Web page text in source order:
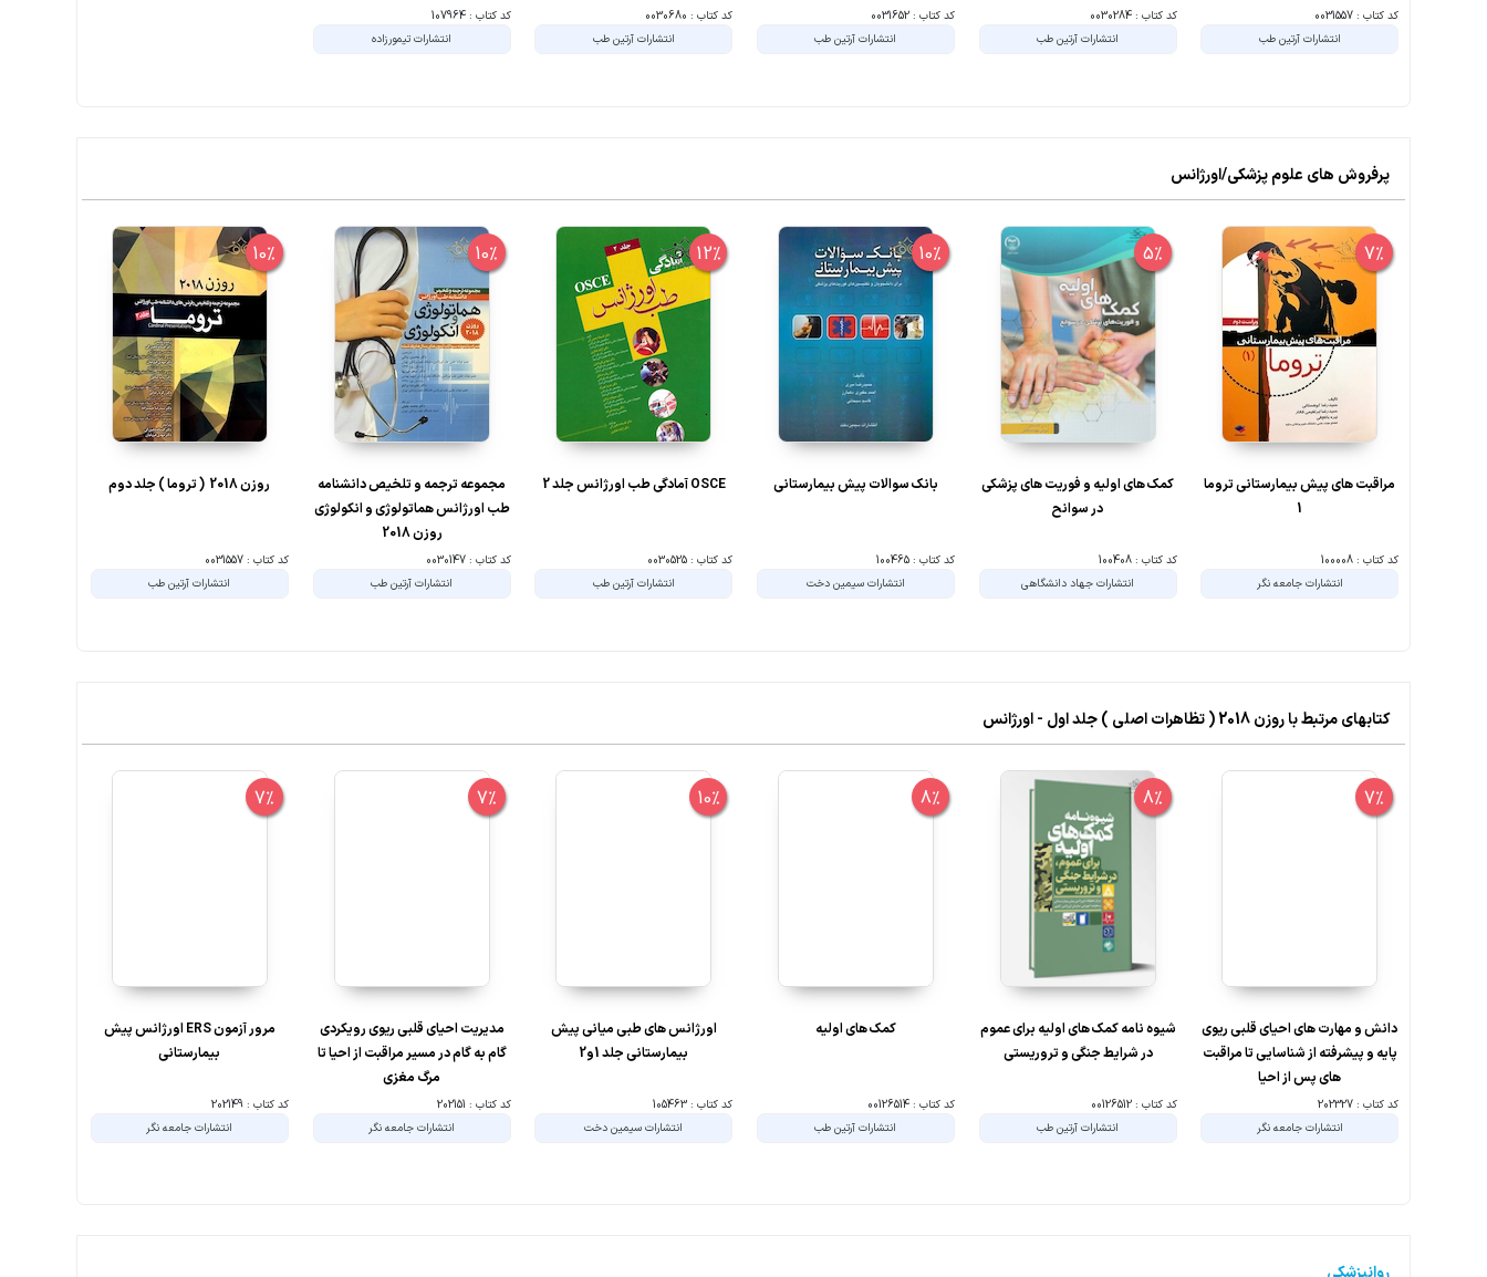
کد کتاب : 0031557
انتشارات آرتین طب
کد کتاب : 0030284
انتشارات آرتین طب
کد کتاب : 0031652
انتشارات آرتین طب
کد کتاب : 0030680
انتشارات آرتین طب
کد کتاب : 107964
انتشارات تیمورزاده
پرفروش های علوم پزشکی/اورژانس
7%
مراقبت های پیش بیمارستانی تروما
1
کد کتاب : 100008
انتشارات جامعه نگر
5%
کمک های اولیه و فوریت های پزشکی
در سوانح
کد کتاب : 100408
انتشارات جهاد دانشگاهی
10%
بانک سوالات پیش بیمارستانی
کد کتاب : 100465
انتشارات سیمین دخت
12%
OSCE آمادگی طب اورژانس جلد 2
کد کتاب : 0030525
انتشارات آرتین طب
10%
مجموعه ترجمه و تلخیص دانشنامه
طب اورژانس هماتولوژی و انکولوژی
روزن 2018
کد کتاب : 0030147
انتشارات آرتین طب
10%
روزن 2018 ( تروما ) جلد دوم
کد کتاب : 0031557
انتشارات آرتین طب
کتابهای مرتبط با روزن 2018 ( تظاهرات اصلی ) جلد اول - اورژانس
7%
دانش و مهارت های احیای قلبی ریوی
پایه و پیشرفته از شناسایی تا مراقبت
های پس از احیا
کد کتاب : 202327
انتشارات جامعه نگر
8%
شیوه نامه کمک های اولیه برای عموم
در شرایط جنگی و تروریستی
کد کتاب : 00126512
انتشارات آرتین طب
8%
کمک های اولیه
کد کتاب : 00126514
انتشارات آرتین طب
10%
اورژانس های طبی میانی پیش
بیمارستانی جلد 1و2
کد کتاب : 105463
انتشارات سیمین دخت
7%
مدیریت احیای قلبی ریوی رویکردی
گام به گام در مسیر مراقبت از احیا تا
مرگ مغزی
کد کتاب : 202151
انتشارات جامعه نگر
7%
مرور آزمون ERS اورژانس پیش
بیمارستانی
کد کتاب : 202149
انتشارات جامعه نگر